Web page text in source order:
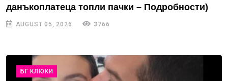
данъкоплатеца топли пачки – Подробности)
AUGUST 05, 2026 3766
БГ КЛЮКИ